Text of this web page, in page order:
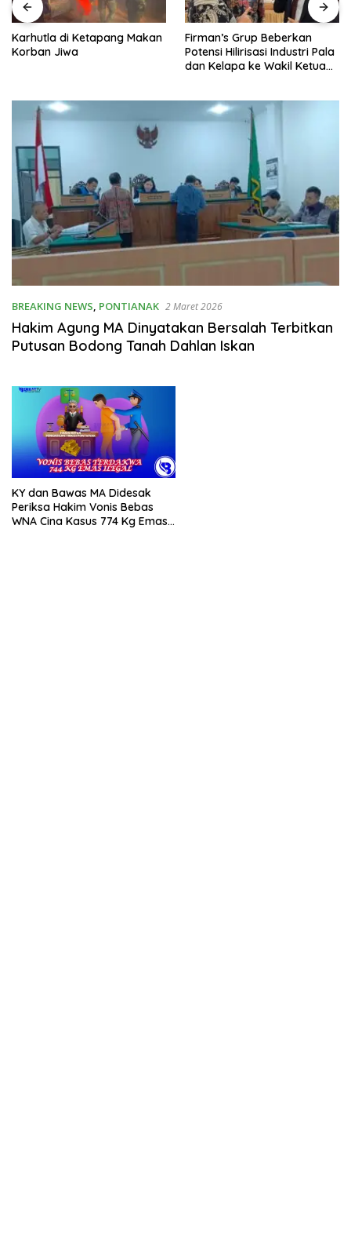
Karhutla di Ketapang Makan
Korban Jiwa
Firman’s Grup Beberkan
Potensi Hilirisasi Industri Pala
dan Kelapa ke Wakil Ketua
BREAKING NEWS PONTIANAK 2 Maret 2026
Hakim Agung MA Dinyatakan Bersalah Terbitkan
Putusan Bodong Tanah Dahlan Iskan
KY dan Bawas MA Didesak
Periksa Hakim Vonis Bebas
WNA Cina Kasus 774 Kg Emas